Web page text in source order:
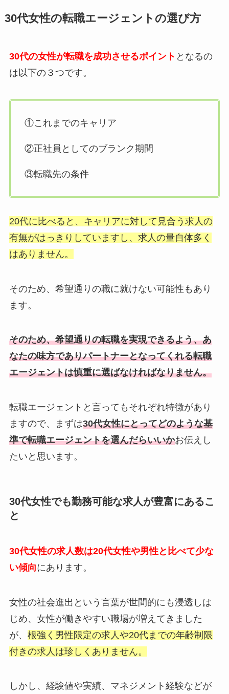
30代女性の転職エージェントの選び方
30代の女性が転職を成功させるポイント となるの
は以下の３つです。
①これまでのキャリア
②正社員としてのブランク期間
③転職先の条件
20代に比べると、キャリアに対して見合う求人の
有無がはっきりしていますし、求人の量自体多く
はありません。
そのため、希望通りの職に就けない可能性もあり
ます。
そのため、希望通りの転職を実現できるよう、あ
なたの味方でありパートナーとなってくれる転職
エージェントは慎重に選ばなければなりません。
転職エージェントと言ってもそれぞれ特徴があり
ますので、まずは30代女性にとってどのような基
準で転職エージェントを選んだらいいかお伝えし
たいと思います。
30代女性でも勤務可能な求人が豊富にあるこ
と
30代女性の求人数は20代女性や男性と比べて少な
い傾向にあります。
女性の社会進出という言葉が世間的にも浸透しは
じめ、女性が働きやすい職場が増えてきました
が、 根強く男性限定の求人や20代までの年齢制限
付きの求人は珍しくありません。
しかし、経験値や実績、マネジメント経験などが